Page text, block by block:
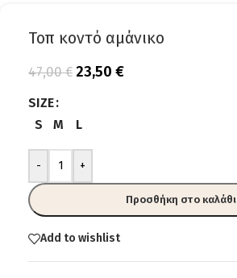
Τοπ κοντό αμάνικο
47,00€ 23,50 €
SIZE
S
M L
- +
Προσθήκη στο καλάθι
Add to wishlist